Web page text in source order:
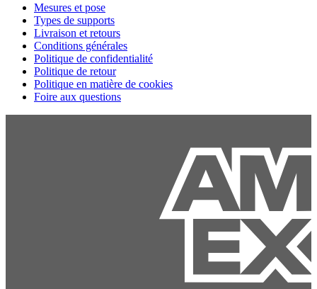
Mesures et pose
Types de supports
Livraison et retours
Conditions générales
Politique de confidentialité
Politique de retour
Politique en matière de cookies
Foire aux questions